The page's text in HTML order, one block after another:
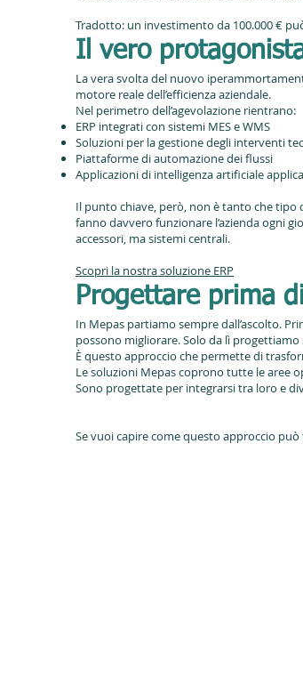
Tradotto: un investimento da 100.000 €
Il vero
La vera svolta del nuovo
motore reale dell’efficienza aziendale.
Nel perimetro dell’agevolazione rientrano:
ERP integrati con sistemi MES e WMS
Soluzioni per la gestione degli interventi
Piattaforme di automazione dei flussi
Applicazioni di intelligenza artificiale
Il punto chiave, però, non è tanto che
fanno davvero funzionare l’azienda ogni
accessori, ma sistemi centrali.
Scopri la nostra soluzione ERP
Progettare prima
In Mepas partiamo sempre dall’ascolto.
possono migliorare. Solo da lì
È questo approccio che permette di
Le soluzioni Mepas coprono tutte le aree
Sono progettate per integrarsi tra loro e
Se vuoi capire come questo approccio